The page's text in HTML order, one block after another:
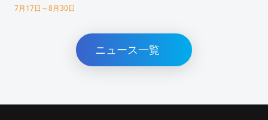
7月17日～8月30日
ニュース一覧